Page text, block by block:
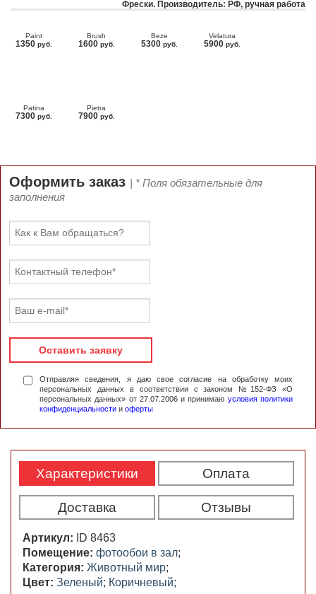
Фрески. Производитель: РФ, ручная работа
Paint
1350 руб.
Brush
1600 руб.
Beze
5300 руб.
Velatura
5900 руб.
Patina
7300 руб.
Pietra
7900 руб.
Оформить заказ | * Поля обязательные для
заполнения
Оставить заявку
Отправляя сведения, я даю свое согласие на обработку моих
персональных данных в соответствии с законом №152-ФЗ «О
персональных данных» от 27.07.2006 и принимаю условия политики
конфиденциальности и оферты
Характеристики Оплата
Доставка Отзывы
Артикул:
ID 8463
Помещение: фотообои в зал;
Категория: Животный мир;
Цвет: Зеленый; Коричневый;